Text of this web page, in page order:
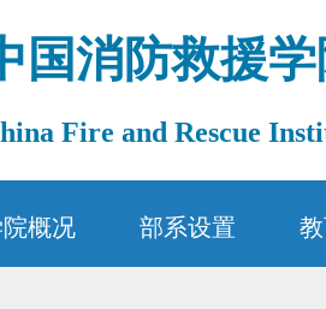
国消防救援
Fire and Rescue
概况 部系设置